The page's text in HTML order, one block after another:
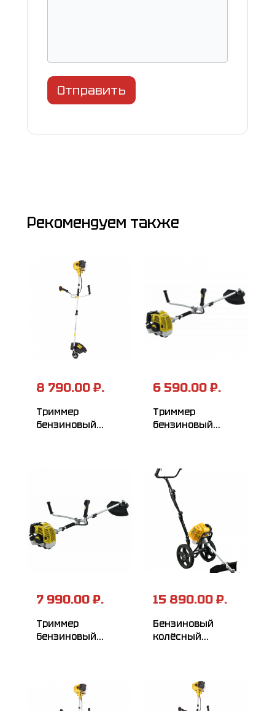
Отправить
Рекомендуем также
8 790.00 ₽.
Триммер
бензиновый
6 590.00 ₽.
Триммер
бензиновый
7 990.00 ₽.
Триммер
бензиновый
15 890.00 ₽.
Бензиновый
колёсный